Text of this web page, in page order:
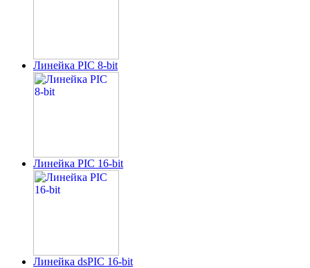
Линейка PIC 8-bit
Линейка PIC 16-bit
Линейка dsPIC 16-bit